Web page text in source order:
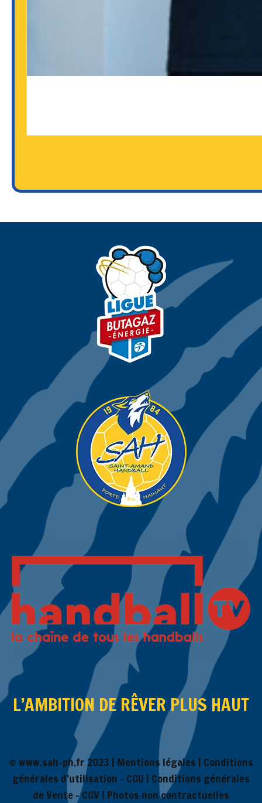
L’AMBITION DE RÊVER PLUS HAUT
© www.sah-ph.fr 2023 | Mentions légales | Conditions
générales d’utilisation – CGU | Conditions générales
de Vente – CGV| Photos non contractuelles